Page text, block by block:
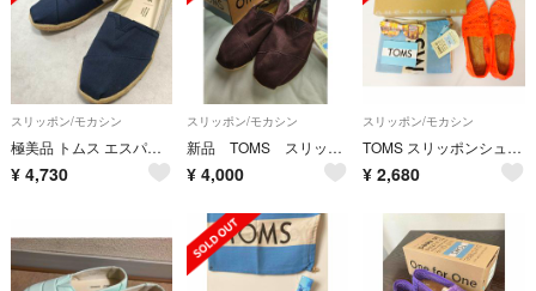
スリッポン/モカシン
極美品 トムス エスパドリーユ スリッポン ネイビー 紺 24.5cm 春 夏
¥ 4,730
スリッポン/モカシン
新品 TOMS スリッポン
¥ 4,000
スリッポン/モカシン
TOMS スリッポンシューズ Neon Coral Crochet (新品)
¥ 2,680